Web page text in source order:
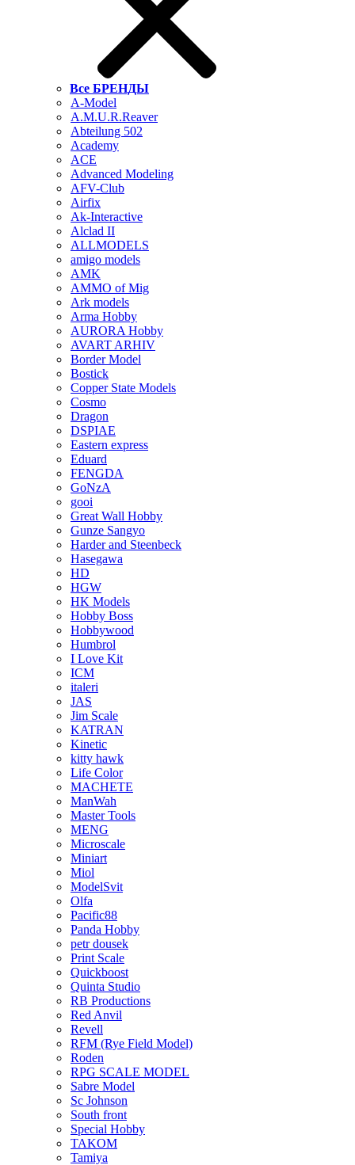
Все БРЕНДЫ
A-Model
A.M.U.R.Reaver
Abteilung 502
Academy
ACE
Advanced Modeling
AFV-Club
Airfix
Ak-Interactive
Alclad II
ALLMODELS
amigo models
AMK
AMMO of Mig
Ark models
Arma Hobby
AURORA Hobby
AVART ARHIV
Border Model
Bostick
Copper State Models
Cosmo
Dragon
DSPIAE
Eastern express
Eduard
FENGDA
GoNzA
gooi
Great Wall Hobby
Gunze Sangyo
Harder and Steenbeck
Hasegawa
HD
HGW
HK Models
Hobby Boss
Hobbywood
Humbrol
I Love Kit
ICM
italeri
JAS
Jim Scale
KATRAN
Kinetic
kitty hawk
Life Color
MACHETE
ManWah
Master Tools
MENG
Microscale
Miniart
Miol
ModelSvit
Olfa
Pacific88
Panda Hobby
petr dousek
Print Scale
Quickboost
Quinta Studio
RB Productions
Red Anvil
Revell
RFM (Rye Field Model)
Roden
RPG SCALE MODEL
Sabre Model
Sc Johnson
South front
Special Hobby
TAKOM
Tamiya